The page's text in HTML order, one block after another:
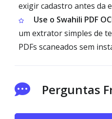
exigir cadastro antes da
Use o Swahili PDF
um extrator simples de
PDFs scaneados sem
Perguntas